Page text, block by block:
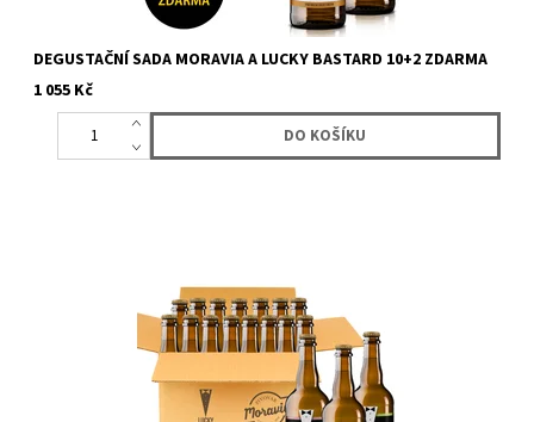
DEGUSTAČNÍ SADA MORAVIA A LUCKY BASTARD 10+2 ZDARMA
1 055 Kč
Bastard. Dostanete 18 lahví piva Moravia a Lucky...